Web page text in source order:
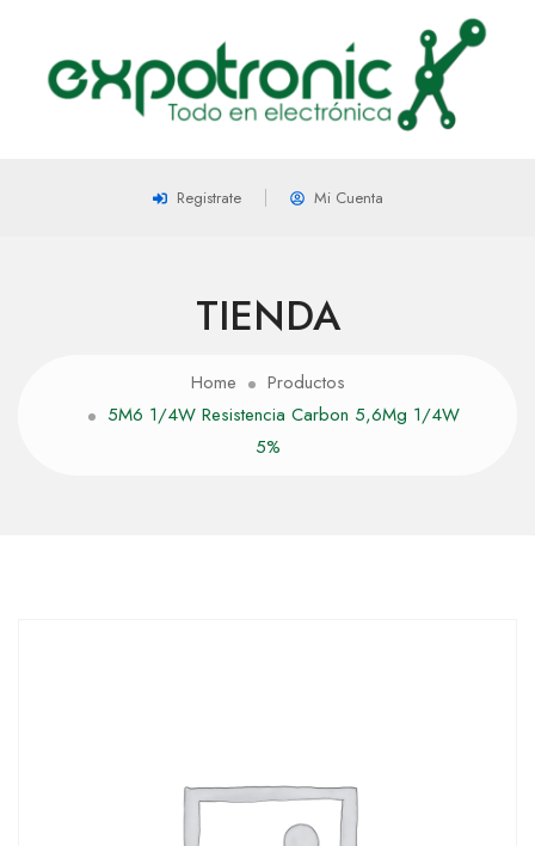
Registrate Mi Cuenta
TIENDA
Home
Productos
5M6 1/4W Resistencia Carbon 5,6Mg 1/4W
5%